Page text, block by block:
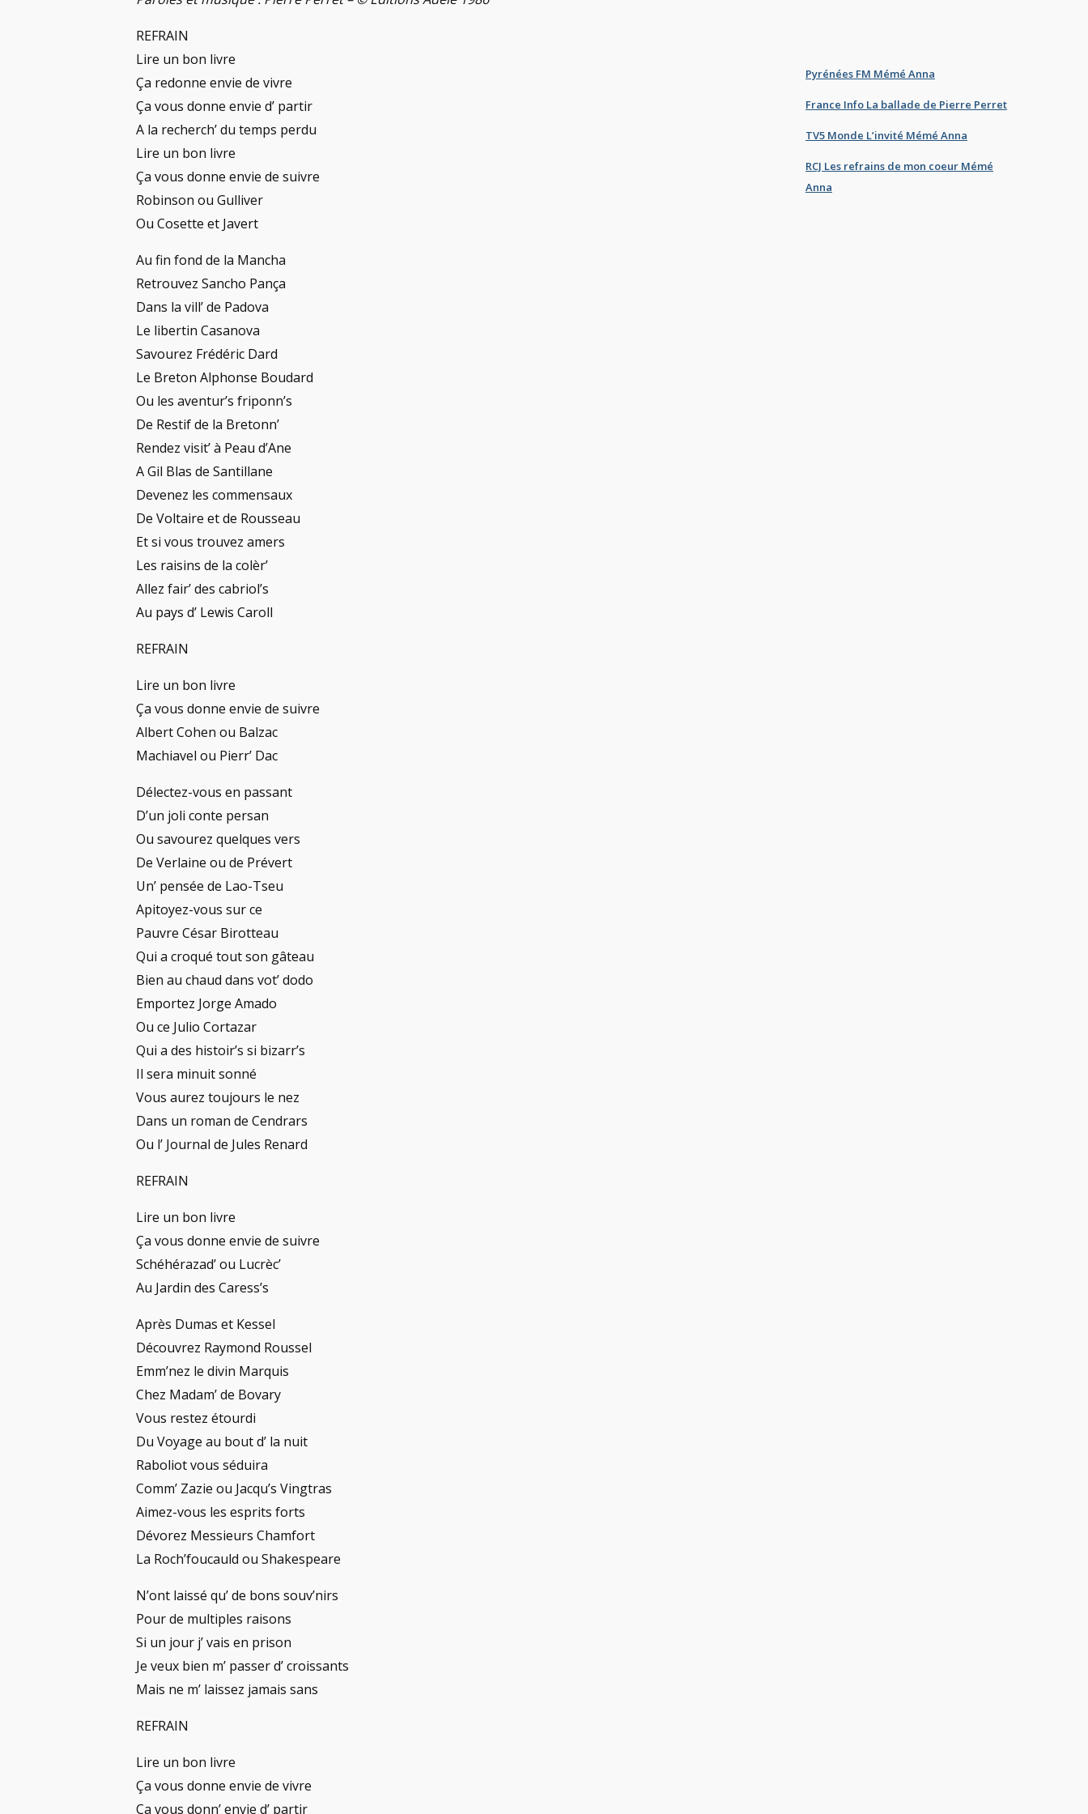
REFRAIN
Lire un bon livre
Ça redonne envie de vivre
Ça vous donne envie d’ partir
A la recherch’ du temps perdu
Lire un bon livre
Ça vous donne envie de suivre
Robinson ou Gulliver
Ou Cosette et Javert
Au fin fond de la Mancha
Retrouvez Sancho Pança
Dans la vill’ de Padova
Le libertin Casanova
Savourez Frédéric Dard
Le Breton Alphonse Boudard
Ou les aventur’s friponn’s
De Restif de la Bretonn’
Rendez visit’ à Peau d’Ane
A Gil Blas de Santillane
Devenez les commensaux
De Voltaire et de Rousseau
Et si vous trouvez amers
Les raisins de la colèr’
Allez fair’ des cabriol’s
Au pays d’ Lewis Caroll
REFRAIN
Lire un bon livre
Ça vous donne envie de suivre
Albert Cohen ou Balzac
Machiavel ou Pierr’ Dac
Délectez-vous en passant
D’un joli conte persan
Ou savourez quelques vers
De Verlaine ou de Prévert
Un’ pensée de Lao-Tseu
Apitoyez-vous sur ce
Pauvre César Birotteau
Qui a croqué tout son gâteau
Bien au chaud dans vot’ dodo
Emportez Jorge Amado
Ou ce Julio Cortazar
Qui a des histoir’s si bizarr’s
Il sera minuit sonné
Vous aurez toujours le nez
Dans un roman de Cendrars
Ou l’ Journal de Jules Renard
REFRAIN
Lire un bon livre
Ça vous donne envie de suivre
Schéhérazad’ ou Lucrèc’
Au Jardin des Caress’s
Après Dumas et Kessel
Découvrez Raymond Roussel
Emm’nez le divin Marquis
Chez Madam’ de Bovary
Vous restez étourdi
Du Voyage au bout d’ la nuit
Raboliot vous séduira
Comm’ Zazie ou Jacqu’s Vingtras
Aimez-vous les esprits forts
Dévorez Messieurs Chamfort
La Roch’foucauld ou Shakespeare
N’ont laissé qu’ de bons souv’nirs
Pour de multiples raisons
Si un jour j’ vais en prison
Je veux bien m’ passer d’ croissants
Mais ne m’ laissez jamais sans
REFRAIN
Lire un bon livre
Ça vous donne envie de vivre
Ça vous donn’ envie d’ partir
Pyrénées FM Mémé Anna
France Info La ballade de Pierre Perret
TV5 Monde L’invité Mémé Anna
RCJ Les refrains de mon coeur Mémé
Anna